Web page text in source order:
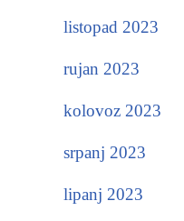
listopad 2023
rujan 2023
kolovoz 2023
srpanj 2023
lipanj 2023